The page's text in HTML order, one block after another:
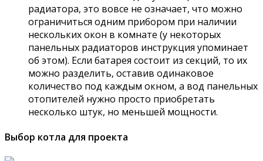
радиатора, это вовсе не означает, что можно
ограничиться одним прибором при наличии
нескольких окон в комнате (у некоторых
панельных радиаторов инструкция упоминает
об этом). Если батарея состоит из секций, то их
можно разделить, оставив одинаковое
количество под каждым окном, а вод панельных
отопителей нужно просто приобретать
несколько штук, но меньшей мощности.
Выбор котла для проекта